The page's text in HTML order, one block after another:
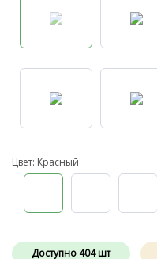
Цвет: Красный
Доступно 404 шт